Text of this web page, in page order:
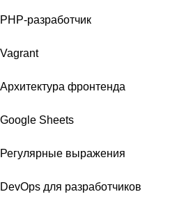
РНР-разработчик
Vagrant
Архитектура фронтенда
Google Sheets
Регулярные выражения
DevOps для разработчиков